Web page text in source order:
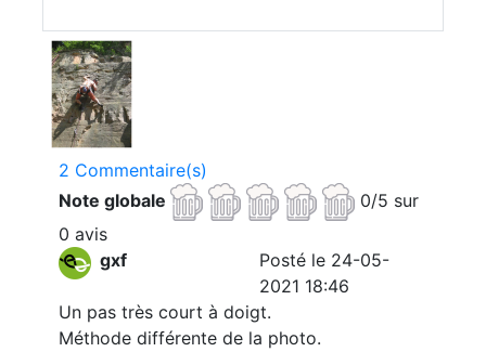
2 Commentaire(s)
Note globale
0/5 sur
0 avis
gxf
Posté le 24-05-
2021 18:46
Un pas très court à doigt.
Méthode différente de la photo.